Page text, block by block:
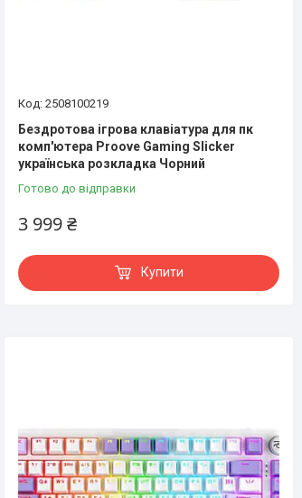
2508100219
Бездротова ігрова клавіатура для пк
комп'ютера Proove Gaming Slicker
українська розкладка Чорний
Готово до відправки
3 999 ₴
Купити